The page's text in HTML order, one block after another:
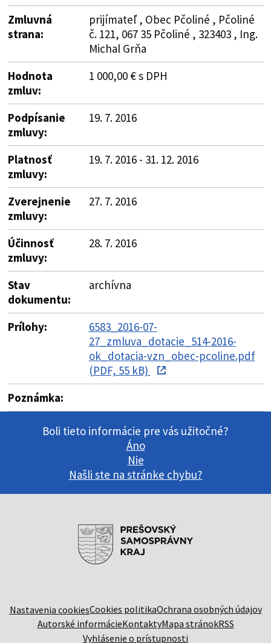
Zmluvná
strana:
prijímateľ , Obec Pčoliné , Pčoliné
č. 121, 067 35 Pčoliné , 323403 , Ing.
Michal Grňa
Hodnota
zmluv:
1 000,00 € s DPH
Podpísanie
zmluvy:
19. 7. 2016
Platnosť
zmluvy:
19. 7. 2016 - 31. 12. 2016
Zverejnenie
zmluvy:
27. 7. 2016
Účinnosť
zmluvy:
28. 7. 2016
Stav
dokumentu:
archívna
Prílohy:
6583_2016-07-
27_zmluva_dotacie_514-2016-
ok_dotacia-vzn_obec-pcoline.pdf
(PDF, 55 kB)
Poznámka:
Boli tieto informácie pre vás užitočné?
Áno
Nie
Našli ste na stránke chybu?
Nastavenia cookiesCookies politikaOchrana osobných údajov
Autorské informácieKontaktyMapa stránokRSS
Vyhlásenie o prístupnosti